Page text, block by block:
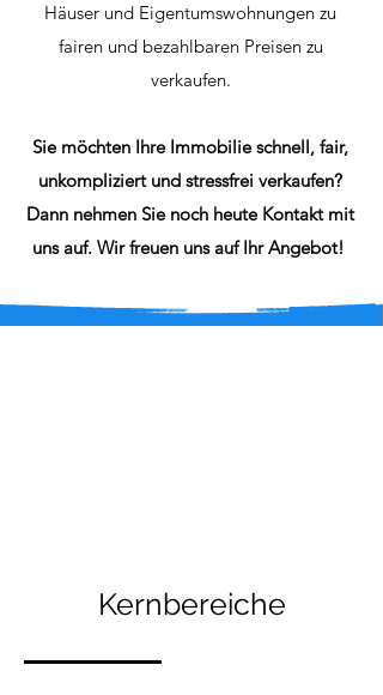
Häuser und Eigentumswohnungen zu
fairen und bezahlbaren Preisen zu
verkaufen.
Sie möchten Ihre Immobilie schnell, fair,
unkompliziert und stressfrei verkaufen?
Dann nehmen Sie noch heute Kontakt mit
uns auf. Wir freuen uns auf Ihr Angebot!
Kernbereiche